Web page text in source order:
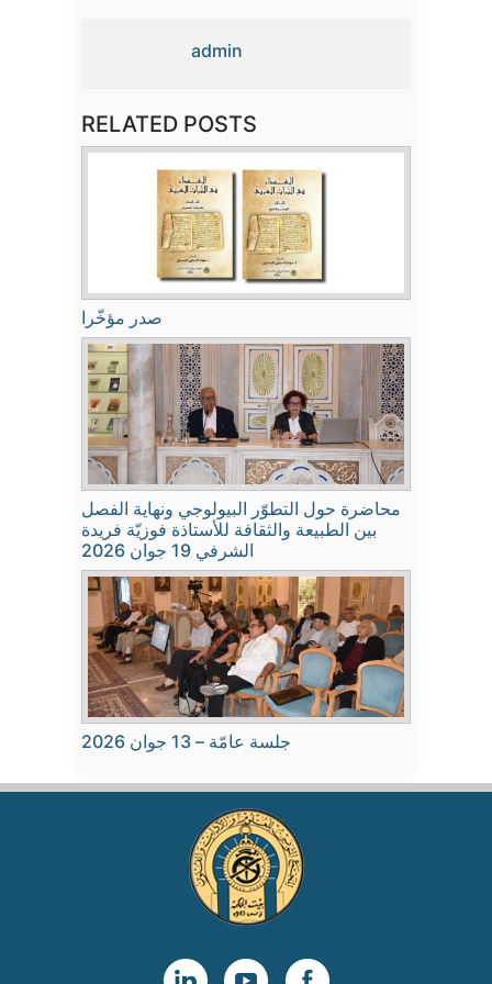
admin
RELATED POSTS
صدر مؤخّرا
محاضرة حول التطوّر البيولوجي ونهاية الفصل
بين الطبيعة والثقافة للأستاذة فوزيّة فريدة
الشرفي 19 جوان 2026
جلسة عامّة – 13 جوان 2026